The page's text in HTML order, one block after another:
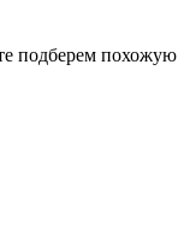
подберем похожую